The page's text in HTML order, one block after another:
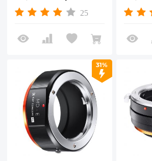
25
31%